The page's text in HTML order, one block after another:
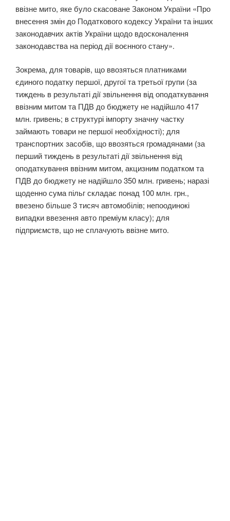
ввізне мито, яке було скасоване Законом України «Про
внесення змін до Податкового кодексу України та інших
законодавчих актів України щодо вдосконалення
законодавства на період дії воєнного стану».
Зокрема, для товарів, що ввозяться платниками
єдиного податку першої, другої та третьої групи (за
тиждень в результаті дії звільнення від оподаткування
ввізним митом та ПДВ до бюджету не надійшло 417
млн. гривень; в структурі імпорту значну частку
займають товари не першої необхідності); для
транспортних засобів, що ввозяться громадянами (за
перший тиждень в результаті дії звільнення від
оподаткування ввізним митом, акцизним податком та
ПДВ до бюджету не надійшло 350 млн. гривень; наразі
щоденно сума пільг складає понад 100 млн. грн.,
ввезено більше 3 тисяч автомобілів; непоодинокі
випадки ввезення авто преміум класу); для
підприємств, що не сплачують ввізне мито.